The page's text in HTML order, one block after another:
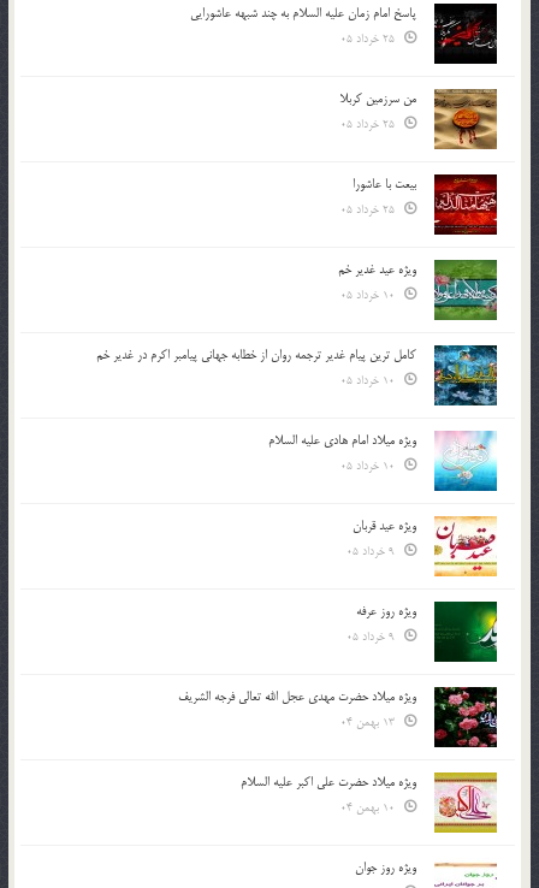
پاسخ امام زمان علیه السلام به چند شبهه عاشورایی
من سرزمین کربلا
بیعت با عاشورا
ویژه عید غدیر خم
کامل ترین پیام غدیر ترجمه روان از خطابه جهانی پیامبر اکرم در غدیر خم
ویژه میلاد امام هادی علیه السلام
ویژه عید قربان
ویژه روز عرفه
ویژه میلاد حضرت مهدی عجل الله تعالی فرجه الشريف
ویژه میلاد حضرت علی اکبر علیه السلام
ویژه روز جوان